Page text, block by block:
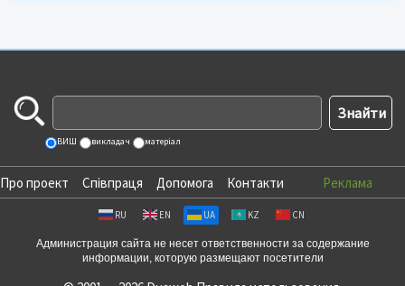
ВИШ викладач матеріал
Про проект Співпраця Допомога Контакти Реклама
RU EN UA KZ CN
Администрация сайта не несет ответственности за содержание
информации, которую размещают посетители